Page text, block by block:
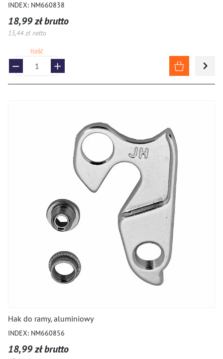
INDEX: NM660838
18,99 zł brutto
15,44 zł netto
Ilość
Hak do ramy, aluminiowy
INDEX: NM660856
18,99 zł brutto